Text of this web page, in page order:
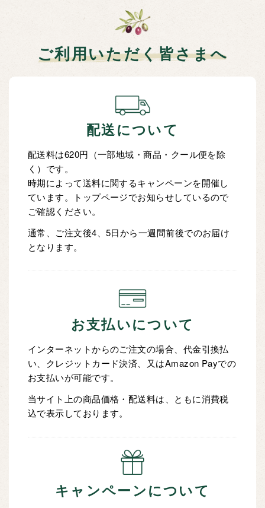
ご利用いただく皆さまへ
配送について
配送料は620円（一部地域・商品・クール便を除
く）です。
時期によって送料に関するキャンペーンを開催し
ています。トップページでお知らせしているので
ご確認ください。
通常、ご注文後4、5日から一週間前後でのお届け
となります。
お支払いについて
インターネットからのご注文の場合、代金引換払
い、クレジットカード決済、又はAmazon Payでの
お支払いが可能です。
当サイト上の商品価格・配送料は、ともに消費税
込で表示しております。
キャンペーンについて